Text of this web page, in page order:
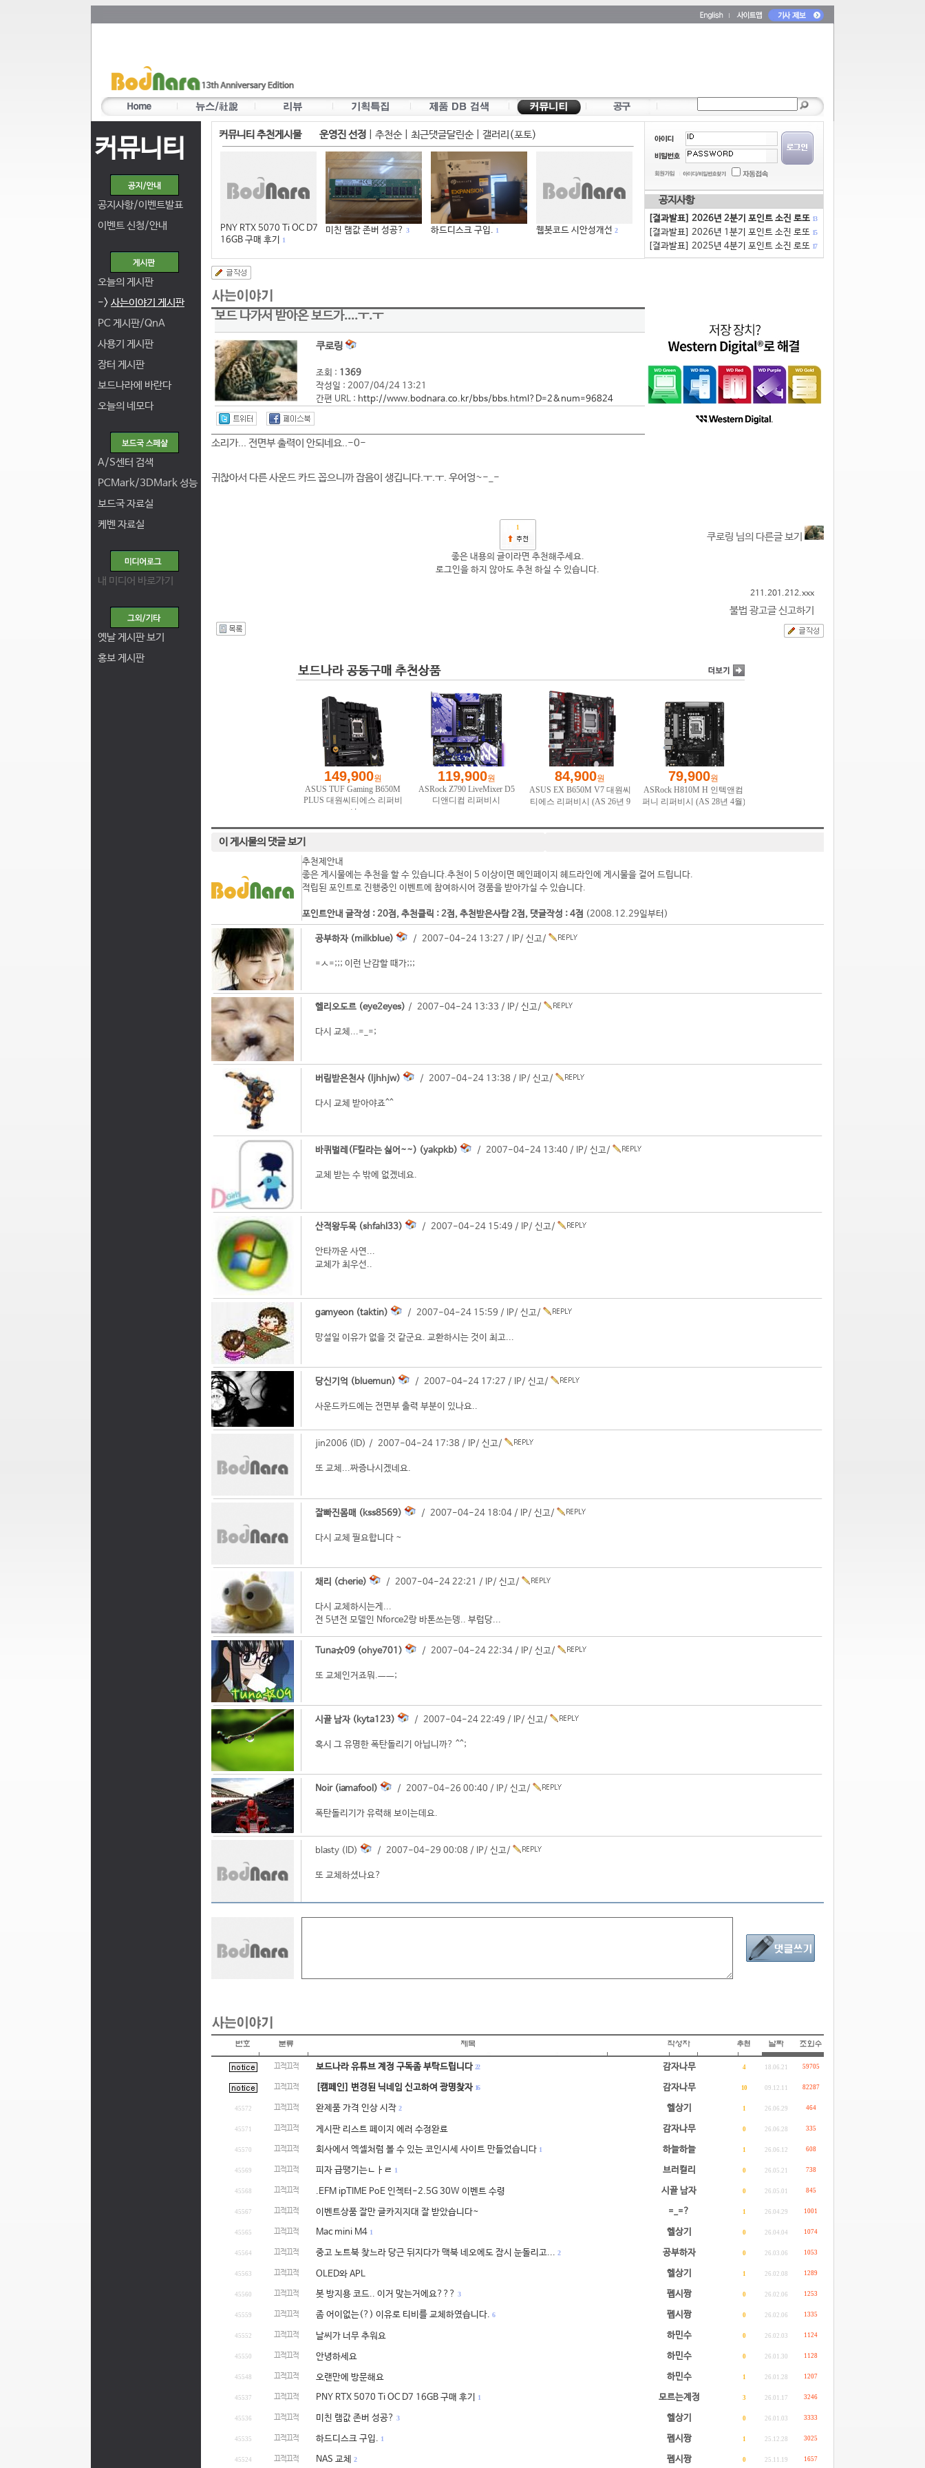
커뮤니티
공지사항/이벤트발표
이벤트 신청/안내
오늘의 게시판
-> 사는이야기 게시판
PC 게시판/QnA
사용기 게시판
장터 게시판
보드나라에 바란다
오늘의 네모다
A/S센터 검색
PCMark/3DMark 성능
보드국 자료실
케벤 자료실
내 미디어 바로가기
옛날 게시판 보기
홍보 게시판
커뮤니티 추천게시물 운영진 선정 추천순| 최근댓글달린순| 갤러리(포토)
PNY RTX 5070 Ti OC D7
16GB 구매 후기
1
미친 램값 존버 성공? 3 하드디스크 구입. 1 웹봇코드 시안성개선 2
공지사항
[결과발표] 2026년 2분기 포인트 소진 로또 13
[결과발표] 2026년 1분기 포인트 소진 로또 15
[결과발표] 2025년 4분기 포인트 소진 로또 17
보드 나가서 받아온 보드가....ㅜ.ㅜ
쿠로링
조회 : 1369
작성일 : 2007/04/24 13:21
간편 URL : http://www.bodnara.co.kr/bbs/bbs.html?D=2&num=96824
소리가... 전면부 출력이 안되네요..-0-
귀찮아서 다른 사운드 카드 꼽으니까 잡음이 생깁니다.ㅜ.ㅜ. 우어엉~-_-
1
쿠로링 님의 다른글 보기
좋은 내용의 글이라면 추천해주세요.
로그인을 하지 않아도 추천 하실 수 있습니다.
211.201.212.xxx
불법 광고글 신고하기
이 게시물의 댓글 보기
추천제안내
좋은 게시물에는 추천을 할 수 있습니다.추천이 5 이상이면 메인페이지 헤드라인에 게시물을 걸어 드립니다.
적립된 포인트로 진행중인 이벤트에 참여하시어 경품을 받아가실 수 있습니다.
포인트안내 글작성 : 20점, 추천클릭 : 2점, 추천받은사람 2점, 댓글작성 : 4점 (2008.12.29일부터)
공부하자 (milkblue) / 2007-04-24 13:27 / IP/ 신고/
=ㅅ=;;; 이런 난감할 때가;;;
헬리오도르 (eye2eyes) / 2007-04-24 13:33 / IP/ 신고/
다시 교체...=_=;
버림받은천사 (ljhhjw) / 2007-04-24 13:38 / IP/ 신고/
다시 교체 받아야죠^^
바퀴벌레(F킬라는 싫어~~) (yakpkb) / 2007-04-24 13:40 / IP/ 신고/
교체 받는 수 밖에 없겠네요.
산적왕두목 (shfahl33) / 2007-04-24 15:49 / IP/ 신고/
안타까운 사연...
교체가 최우선..
gamyeon (taktin) / 2007-04-24 15:59 / IP/ 신고/
망설일 이유가 없을 것 같군요. 교환하시는 것이 최고...
당신기억 (bluemun) / 2007-04-24 17:27 / IP/ 신고/
사운드카드에는 전면부 출력 부분이 있나요..
jin2006 (ID) / 2007-04-24 17:38 / IP/ 신고/
또 교체...짜증나시겠네요.
잘빠진몸매 (kss8569) / 2007-04-24 18:04 / IP/ 신고/
다시 교체 필요합니다 ~
채리 (cherie) / 2007-04-24 22:21 / IP/ 신고/
다시 교체하시는게...
전 5년전 모델인 Nforce2랑 바톤쓰는뎅.. 부럽당...
Tuna☆09 (ohye701) / 2007-04-24 22:34 / IP/ 신고/
또 교체인거죠뭐.ㅡㅡ;
시골 남자 (kyta123) / 2007-04-24 22:49 / IP/ 신고/
혹시 그 유명한 폭탄돌리기 아닙니까? ^^;
Noir (iamafool) / 2007-04-26 00:40 / IP/ 신고/
폭탄돌리기가 유력해 보이는데요.
blasty (ID) / 2007-04-29 00:08 / IP/ 신고/
또 교체하셨나요?
끄적끄적 보드나라 유튜브 계정 구독좀 부탁드립니다 22 감자나무 4 18.06.21 59705
끄적끄적 [캠페인] 변경된 닉네임 신고하여 광명찾자 16 감자나무 10 09.12.11 82287
45572 끄적끄적 완제품 가격 인상 시작 2 헬상기 1 26.06.29 464
45571 끄적끄적 게시판 리스트 페이지 에러 수정완료 감자나무 0 26.06.28 335
45570 끄적끄적 회사에서 엑셀처럼 볼 수 있는 코인시세 사이트 만들었습니다 1 하늘하늘 1 26.06.12 608
45569 끄적끄적 피자 급땡기는ㄴㅏㄹ 1 브러컬리 0 26.05.21 738
45568 끄적끄적 .EFM ipTIME PoE 인젝터-2.5G 30W 이벤트 수령 시골 남자 0 26.05.01 845
45567 끄적끄적 이벤트상품 잘만 글카지지대 잘 받았습니다~ =_=? 1 26.04.29 1001
45565 끄적끄적 Mac mini M4 1 헬상기 0 26.04.04 1074
45564 끄적끄적 중고 노트북 찾느라 당근 뒤지다가 맥북 네오에도 잠시 눈돌리고... 2 공부하자 0 26.03.06 1053
45563 끄적끄적 OLED와 APL 헬상기 1 26.02.08 1289
45560 끄적끄적 봇 방지용 코드.. 이거 맞는거에요??? 3 펩시짱 0 26.02.06 1253
45559 끄적끄적 좀 어이없는(?) 이유로 티비를 교체하였습니다. 6 펩시짱 0 26.02.06 1335
45552 끄적끄적 날씨가 너무 추워요 하민수 0 26.02.03 1124
45550 끄적끄적 안녕하세요 하민수 0 26.01.30 1128
45548 끄적끄적 오랜만에 방문해요 하민수 1 26.01.28 1207
45537 끄적끄적 PNY RTX 5070 Ti OC D7 16GB 구매 후기 1 모르는계정 3 26.01.17 3246
45536 끄적끄적 미친 램값 존버 성공? 3 헬상기 0 26.01.03 3333
45535 끄적끄적 하드디스크 구입. 1 펩시짱 1 25.12.28 3025
45524 끄적끄적 NAS 교체 2 펩시짱 0 25.11.19 1657